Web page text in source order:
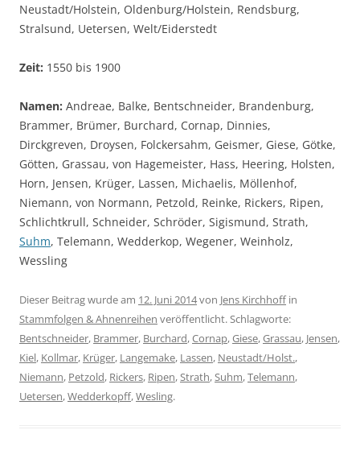
Neustadt/Holstein, Oldenburg/Holstein, Rendsburg,
Stralsund, Uetersen, Welt/Eiderstedt
Zeit: 1550 bis 1900
Namen: Andreae, Balke, Bentschneider, Brandenburg,
Brammer, Brümer, Burchard, Cornap, Dinnies,
Dirckgreven, Droysen, Folckersahm, Geismer, Giese, Götke,
Götten, Grassau, von Hagemeister, Hass, Heering, Holsten,
Horn, Jensen, Krüger, Lassen, Michaelis, Möllenhof,
Niemann, von Normann, Petzold, Reinke, Rickers, Ripen,
Schlichtkrull, Schneider, Schröder, Sigismund, Strath,
Suhm, Telemann, Wedderkop, Wegener, Weinholz,
Wessling
Dieser Beitrag wurde am 12. Juni 2014von Jens Kirchhoffin
Stammfolgen & Ahnenreihen veröffentlicht. Schlagworte:
Bentschneider, Brammer, Burchard,Cornap,Giese,Grassau, Jensen,
Kiel, Kollmar, Krüger, Langemake, Lassen, Neustadt/Holst.,
Niemann, Petzold, Rickers, Ripen,Strath,Suhm,Telemann,
Uetersen,Wedderkopff,Wesling.